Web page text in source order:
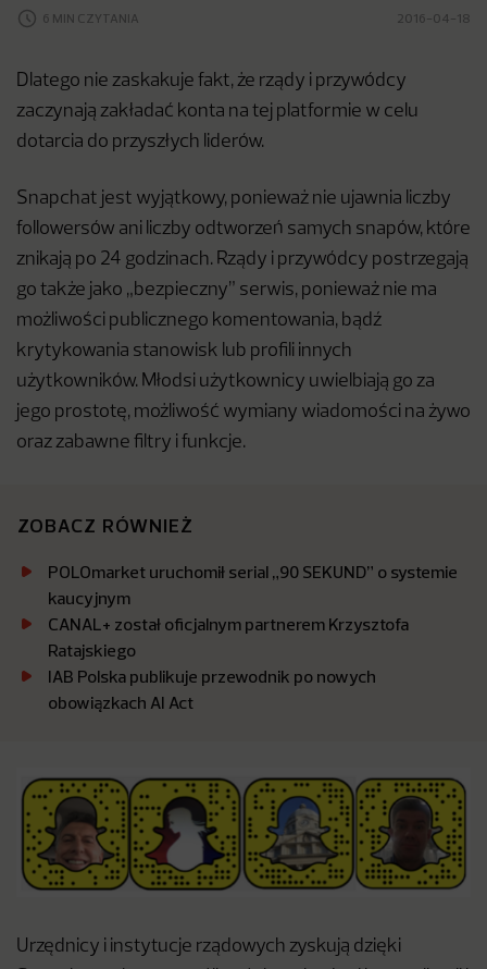
6 MIN CZYTANIA 2016-04-18
Dlatego nie zaskakuje fakt, że rządy i przywódcy
zaczynają zakładać konta na tej platformie w celu
dotarcia do przyszłych liderów.
Snapchat jest wyjątkowy, ponieważ nie ujawnia liczby
followersów ani liczby odtworzeń samych snapów, które
znikają po 24 godzinach. Rządy i przywódcy postrzegają
go także jako „bezpieczny” serwis, ponieważ nie ma
możliwości publicznego komentowania, bądź
krytykowania stanowisk lub profili innych
użytkowników. Młodsi użytkownicy uwielbiają go za
jego prostotę, możliwość wymiany wiadomości na żywo
oraz zabawne filtry i funkcje.
ZOBACZ RÓWNIEŻ
POLOmarket uruchomił serial „90 SEKUND” o systemie
kaucyjnym
CANAL+ został oficjalnym partnerem Krzysztofa
Ratajskiego
IAB Polska publikuje przewodnik po nowych
obowiązkach AI Act
Urzędnicy i instytucje rządowych zyskują dzięki